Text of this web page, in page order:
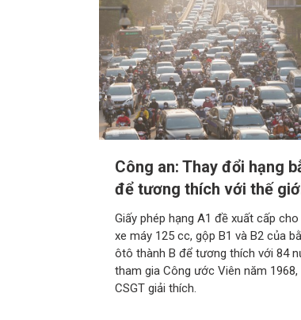
Công an: Thay đổi hạng
để tương thích với thế
Giấy phép hạng A1 đề xuất cấp
xe máy 125 cc, gộp B1 và B2 của
ôtô thành B để tương thích với 84
tham gia Công ước Viên năm 1968,
CSGT giải thích.